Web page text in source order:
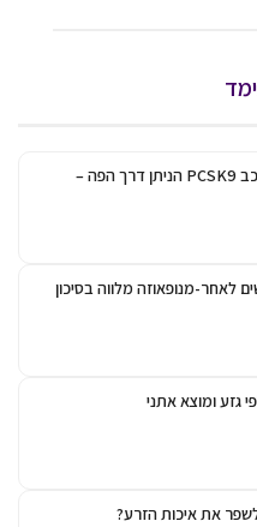
מחקר מבוקר־פלצבו במעכב PCSK9 הניתן דרך הפה –
לאחר-מנופאוזה מלווה בסיכון
גזע ומוצא אתני
את איכות הזרע?